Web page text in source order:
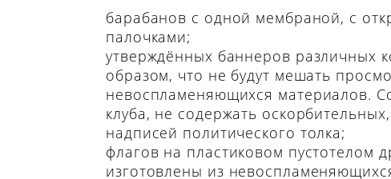
барабанов с одной мембраной, с
палочками;
утверждённых баннеров различных
образом, что не будут мешать
невоспламеняющихся материалов.
клуба, не содержать
надписей политического толка;
флагов на пластиковом
изготовлены из